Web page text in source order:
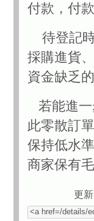
付款，付
待登記時
採購進貨
資金缺乏的
若能進一
此零散訂
保持低水
商家保有
更